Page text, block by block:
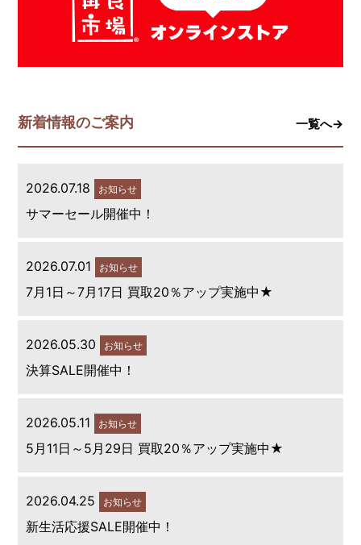
新着情報のご案内 一覧へ→
2026.07.18 お知らせ
サマーセール開催中！
2026.07.01 お知らせ
7月1日～7月17日 買取20％アップ実施中★
2026.05.30 お知らせ
決算SALE開催中！
2026.05.11 お知らせ
5月11日～5月29日 買取20％アップ実施中★
2026.04.25 お知らせ
新生活応援SALE開催中！